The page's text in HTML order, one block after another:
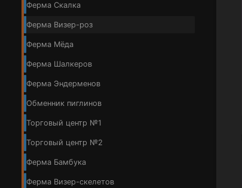
Ферма Скалка
Ферма Визер-роз
Ферма Мёда
Ферма Шалкеров
Ферма Эндерменов
Обменник пиглинов
Торговый центр №1
Торговый центр №2
Ферма Бамбука
Ферма Визер-скелетов